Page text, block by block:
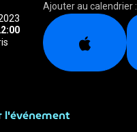
Ajouter au calendrier :